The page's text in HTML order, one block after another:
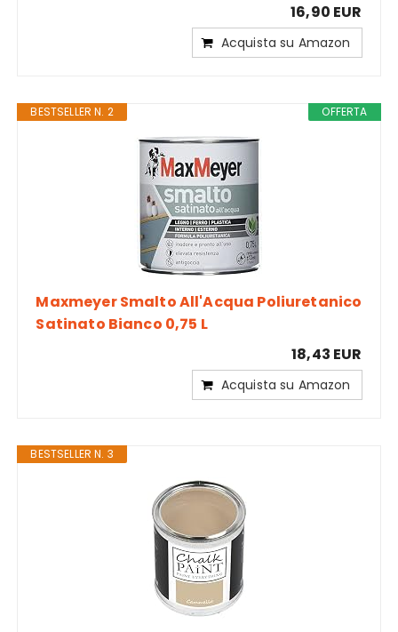
16,90 EUR
Acquista su Amazon
OFFERTA
BESTSELLER N. 2
Maxmeyer Smalto All'Acqua Poliuretanico
Satinato Bianco 0,75 L
18,43 EUR
Acquista su Amazon
BESTSELLER N. 3